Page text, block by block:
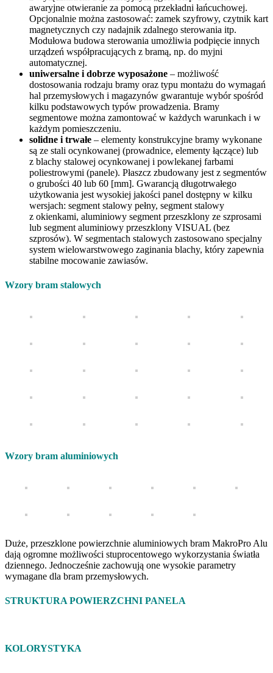
awaryjne otwieranie za pomocą przekładni łańcuchowej.
Opcjonalnie można zastosować: zamek szyfrowy, czytnik kart
magnetycznych czy nadajnik zdalnego sterowania itp.
Modułowa budowa sterowania umożliwia podpięcie innych
urządzeń współpracujących z bramą, np. do myjni
automatycznej.
uniwersalne i dobrze wyposażone – możliwość
dostosowania rodzaju bramy oraz typu montażu do wymagań
hal przemysłowych i magazynów gwarantuje wybór spośród
kilku podstawowych typów prowadzenia. Bramy
segmentowe można zamontować w każdych warunkach i w
każdym pomieszczeniu.
solidne i trwałe – elementy konstrukcyjne bramy wykonane
są ze stali ocynkowanej (prowadnice, elementy łączące) lub
z blachy stalowej ocynkowanej i powlekanej farbami
poliestrowymi (panele). Płaszcz zbudowany jest z segmentów
o grubości 40 lub 60 [mm]. Gwarancją długotrwałego
użytkowania jest wysokiej jakości panel dostępny w kilku
wersjach: segment stalowy pełny, segment stalowy
z okienkami, aluminiowy segment przeszklony ze szprosami
lub segment aluminiowy przeszklony VISUAL (bez
szprosów). W segmentach stalowych zastosowano specjalny
system wielowarstwowego zaginania blachy, który zapewnia
stabilne mocowanie zawiasów.
Wzory bram stalowych
Wzory bram aluminiowych
Duże, przeszklone powierzchnie aluminiowych bram MakroPro Alu
dają ogromne możliwości stuprocentowego wykorzystania światła
dziennego. Jednocześnie zachowują one wysokie parametry
wymagane dla bram przemysłowych.
STRUKTURA POWIERZCHNI PANELA
KOLORYSTYKA